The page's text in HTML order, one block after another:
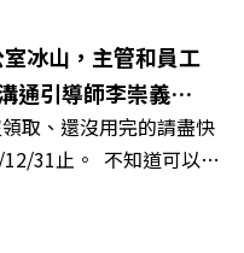
冰山，主管和員工
通引導師李崇義、
取、還沒用完的請盡快
31止。 不知道可以在
店家】專區，全台五千
用地點！ ➡️